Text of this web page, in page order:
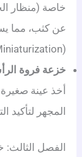
خاصة (منظار
عن كثب، مما
خزعة فروة
أخذ عينة
المجهر لتأكيد
الفصل الثالث: